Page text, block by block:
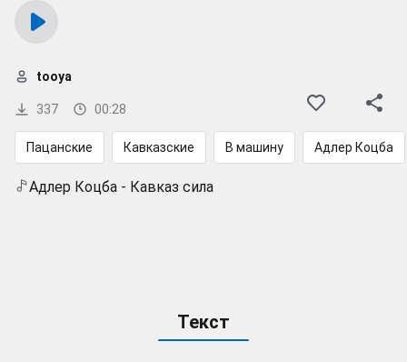
337 00:28
tooya
Пацанские Кавказские В машину Адлер Коцба
Адлер Коцба - Кавказ сила
Текст